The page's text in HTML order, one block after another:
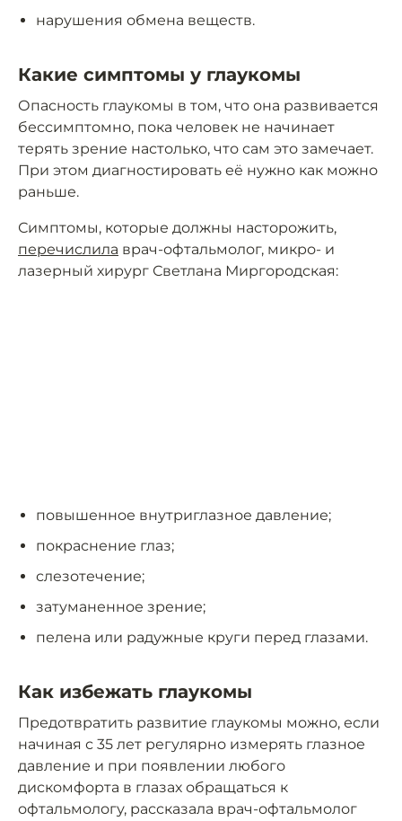
нарушения обмена веществ.
Какие симптомы у глаукомы
Опасность глаукомы в том, что она развивается
бессимптомно, пока человек не начинает
терять зрение настолько, что сам это замечает.
При этом диагностировать её нужно как можно
раньше.
Симптомы, которые должны насторожить,
перечислила врач-офтальмолог, микро- и
лазерный хирург Светлана Миргородская:
повышенное внутриглазное давление;
покраснение глаз;
слезотечение;
затуманенное зрение;
пелена или радужные круги перед глазами.
Как избежать глаукомы
Предотвратить развитие глаукомы можно, если
начиная с 35 лет регулярно измерять глазное
давление и при появлении любого
дискомфорта в глазах обращаться к
офтальмологу, рассказала врач-офтальмолог